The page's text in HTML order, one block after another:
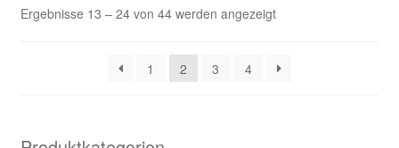
Ergebnisse 13 – 24 von 44 werden angezeigt
1 2 3 4